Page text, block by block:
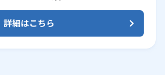
詳細はこちら